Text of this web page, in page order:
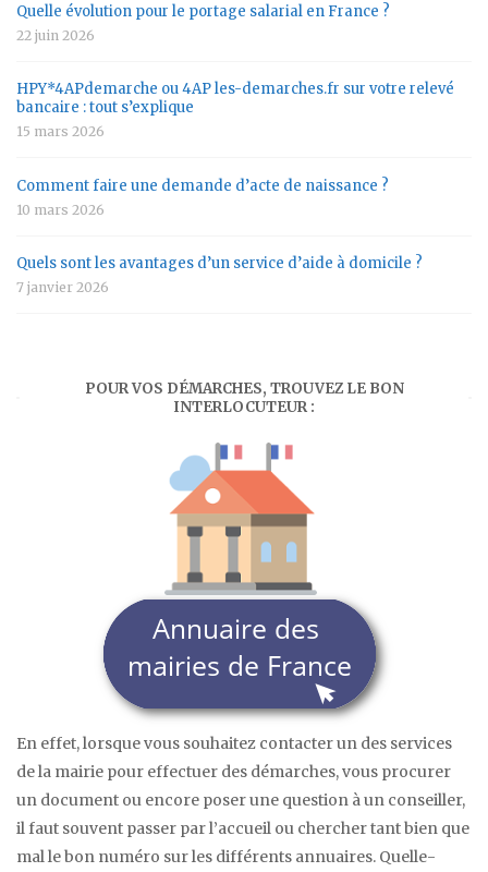
Quelle évolution pour le portage salarial en France ?
22 juin 2026
HPY*4APdemarche ou 4AP les-demarches.fr sur votre relevé
bancaire : tout s’explique
15 mars 2026
Comment faire une demande d’acte de naissance ?
10 mars 2026
Quels sont les avantages d’un service d’aide à domicile ?
7 janvier 2026
POUR VOS DÉMARCHES, TROUVEZ LE BON
INTERLOCUTEUR :
En effet, lorsque vous souhaitez contacter un des services
de la mairie pour effectuer des démarches, vous procurer
un document ou encore poser une question à un conseiller,
il faut souvent passer par l’accueil ou chercher tant bien que
mal le bon numéro sur les différents annuaires. Quelle-